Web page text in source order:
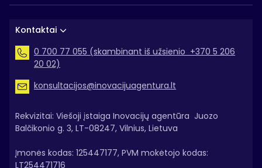
Kontaktai
0 700 77 055 (skambinant iš užsienio +370 5 206
20 02)
konsultacijos@inovacijuagentura.lt
Rekvizitai: Viešoji įstaiga Inovacijų agentūra Juozo
Balčikonio g. 3, LT-08247, Vilnius, Lietuva
Įmonės kodas: 125447177, PVM mokėtojo kodas:
LT254471716